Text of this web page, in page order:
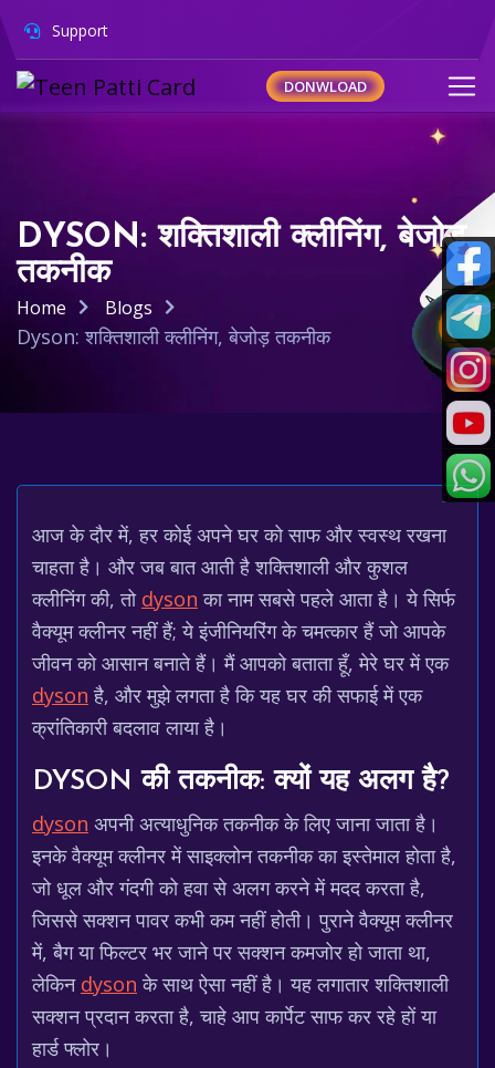
Support
DONWLOAD
DYSON: शक्तिशाली क्लीनिंग, बेजोड़
तकनीक
Home Blogs
Dyson: शक्तिशाली क्लीनिंग, बेजोड़ तकनीक
आज के दौर में, हर कोई अपने घर को साफ और स्वस्थ रखना
चाहता है। और जब बात आती है शक्तिशाली और कुशल
क्लीनिंग की, तो dyson का नाम सबसे पहले आता है। ये सिर्फ
वैक्यूम क्लीनर नहीं हैं; ये इंजीनियरिंग के चमत्कार हैं जो आपके
जीवन को आसान बनाते हैं। मैं आपको बताता हूँ, मेरे घर में एक
dyson है, और मुझे लगता है कि यह घर की सफाई में एक
क्रांतिकारी बदलाव लाया है।
DYSON की तकनीक: क्यों यह अलग है?
dyson अपनी अत्याधुनिक तकनीक के लिए जाना जाता है।
इनके वैक्यूम क्लीनर में साइक्लोन तकनीक का इस्तेमाल होता है,
जो धूल और गंदगी को हवा से अलग करने में मदद करता है,
जिससे सक्शन पावर कभी कम नहीं होती। पुराने वैक्यूम क्लीनर
में, बैग या फिल्टर भर जाने पर सक्शन कमजोर हो जाता था,
लेकिन dyson के साथ ऐसा नहीं है। यह लगातार शक्तिशाली
सक्शन प्रदान करता है, चाहे आप कार्पेट साफ कर रहे हों या
हार्ड फ्लोर।